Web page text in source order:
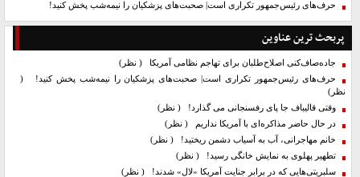
حرف‌های رئیس‌جمهور تکراری است| صحبت‌های پزشکیان را نیمه‌شب پخش کنید!
پربحث ترین عناوین
جاده‌صاف‌کنی اصلاح‌طلبان برای تهاجم نظامی آمریکا
( نظر)
حرف‌های رئیس‌جمهور تکراری است| صحبت‌های پزشکیان را نیمه‌شب پخش کنید!
(
نظر)
وقتی قالیباف جا پای رفسنجانی می گذارد! ( نظر)
در حال حاضر مذاکره‌ای با آمریکا نداریم
( نظر)
خانم مهاجرانی، آب به آسیاب دشمن ریختید! ( نظر)
تطهیر پهلوی به نمایش خانگی رسید! ( نظر)
سلبریتی‌هایی که در برابر جنایت آمریکا «لال» شدند! ( نظر)